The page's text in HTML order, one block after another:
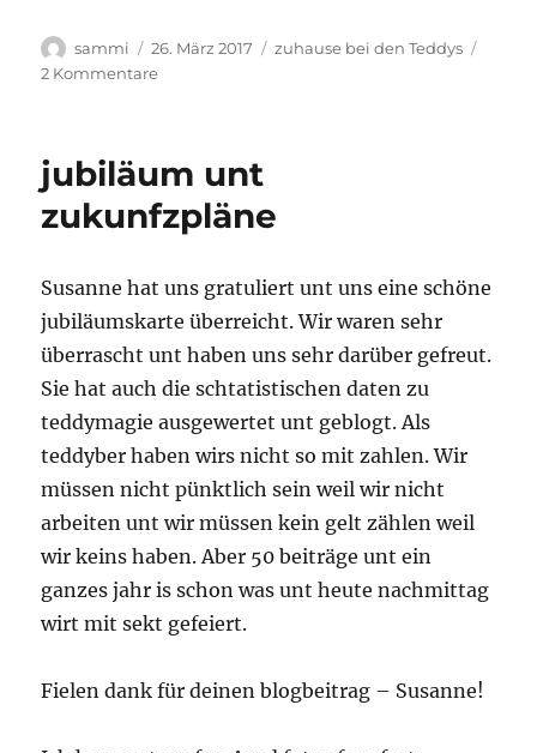
Autor
sammi
Veröffentlicht
am
26. März 2017 Kategorien
zuhause bei den Teddys
2 Kommentarezu
jubiläum unt
zukunfzpläne
Susanne hat uns gratuliert unt uns eine schöne
jubiläumskarte überreicht. Wir waren sehr
überrascht unt haben uns sehr darüber gefreut.
Sie hat auch die schtatistischen daten zu
teddymagie ausgewertet unt geblogt. Als
teddyber haben wirs nicht so mit zahlen. Wir
müssen nicht pünktlich sein weil wir nicht
arbeiten unt wir müssen kein gelt zählen weil
wir keins haben. Aber 50 beiträge unt ein
ganzes jahr is schon was unt heute nachmittag
wirt mit sekt gefeiert.
Fielen dank für deinen blogbeitrag – Susanne!